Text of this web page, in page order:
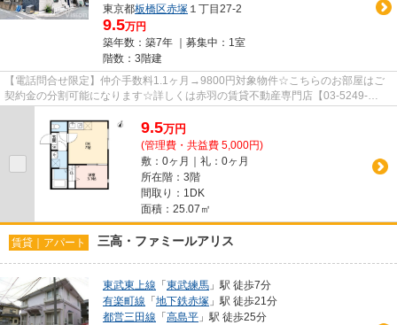
東京都板橋区赤塚 １丁目27-2
9.5万円
築年数：築7年 ｜募集中： 1室
階数：3階建
【電話問合せ限定】仲介手数料1.1ヶ月→9800円対象物件☆こちらのお部屋はご
契約金の分割可能になります☆詳しくは赤羽の賃貸不動産専門店【03-5249-
4177】VISION赤羽店までご連絡下さい！！
9.5万円
(管理費・共益費 5,000円)
敷：0ヶ月｜礼：0ヶ月
所在階：3階
間取り：1DK
面積：25.07㎡
賃貸｜アパート 三高・ファミールアリス
東武東上線 「東武練馬 」駅 徒歩7分
有楽町線 「地下鉄赤塚 」駅 徒歩21分
都営三田線 「高島平 」駅 徒歩25分